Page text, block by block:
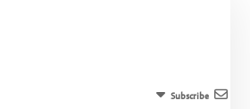
Subscribe